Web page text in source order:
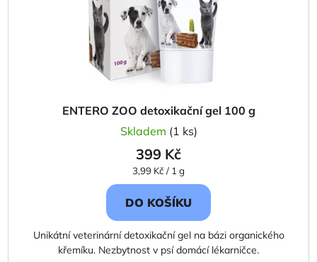
ENTERO ZOO detoxikační gel 100 g
Skladem (1 ks)
399 Kč
Měrná
cena:
3,99 Kč / 1 g
DO KOŠÍKU
Unikátní veterinární detoxikační gel na bázi organického
křemíku. Nezbytnost v psí domácí lékarničce.